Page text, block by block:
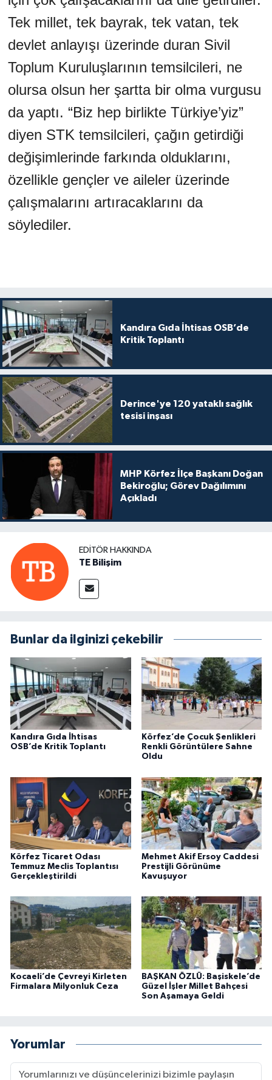
Tek millet, tek bayrak, tek vatan, tek
devlet anlayışı üzerinde duran Sivil
Toplum Kuruluşlarının temsilcileri, ne
olursa olsun her şartta bir olma vurgusu
da yaptı. “Biz hep birlikte Türkiye’yiz”
diyen STK temsilcileri, çağın getirdiği
değişimlerinde farkında olduklarını,
özellikle gençler ve aileler üzerinde
çalışmalarını artıracaklarını da
söylediler.
Kandıra Gıda İhtisas OSB’de
Kritik Toplantı
Derince'ye 120 yataklı sağlık
tesisi inşası
MHP Körfez İlçe Başkanı Doğan
Bekiroğlu; Görev Dağılımını
Açıkladı
EDITÖR HAKKINDA
TE Bilişim
Bunlar da ilginizi çekebilir
Kandıra Gıda İhtisas
OSB’de Kritik Toplantı
Körfez’de Çocuk Şenlikleri
Renkli Görüntülere Sahne
Oldu
Körfez Ticaret Odası
Temmuz Meclis Toplantısı
Gerçekleştirildi
Mehmet Akif Ersoy Caddesi
Prestijli Görünüme
Kavuşuyor
Kocaeli’de Çevreyi Kirleten
Firmalara Milyonluk Ceza
BAŞKAN ÖZLÜ: Başiskele’de
Güzel İşler Millet Bahçesi
Son Aşamaya Geldi
Yorumlar